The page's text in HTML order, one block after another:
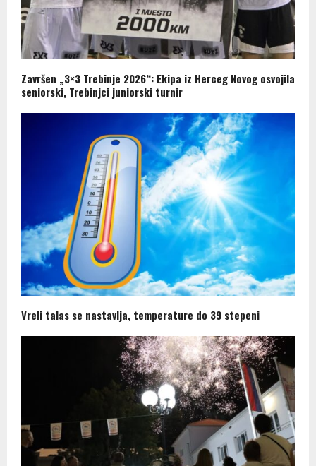
Završen „3×3 Trebinje 2026“: Ekipa iz Herceg Novog osvojila
seniorski, Trebinjci juniorski turnir
Vreli talas se nastavlja, temperature do 39 stepeni